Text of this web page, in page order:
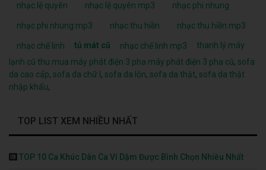
nhạc lệ quyên nhạc lệ quyên mp3 nhạc phi nhung
nhạc phi nhung mp3 nhạc thu hiền nhạc thu hiền mp3
nhạc chế linh tủ mát cũ nhạc chế linh mp3
thanh lý máy
lạnh cũ thu mua máy phát điện 3 pha máy phát điện 3 pha cũ, sofa
da cao cấp, sofa da chữ l , sofa da lộn, sofa da thật, sofa da thật
nhập khẩu,
TOP LIST XEM NHIỀU NHẤT
TOP 10 Ca Khúc Dân Ca Ví Dặm Được Bình Chọn Nhiều Nhất